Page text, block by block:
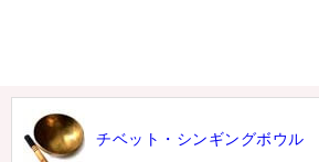
チベット・シンギングボウル